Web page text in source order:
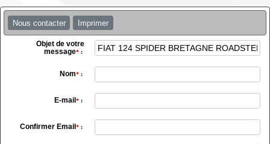
Nous contacter Imprimer
Objet de votre
message*:
Nom*:
E-mail *:
Confirmer Email *: